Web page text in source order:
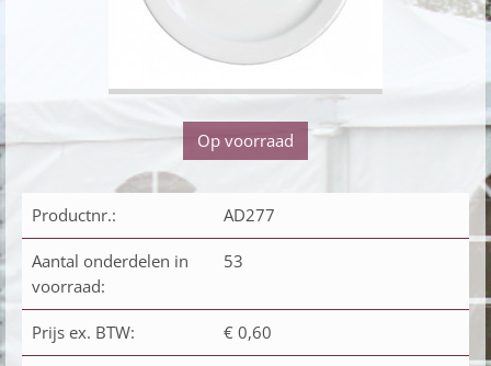
Op voorraad
Productnr.: AD277
Aantal onderdelen in
voorraad:
53
Prijs ex. BTW: € 0,60